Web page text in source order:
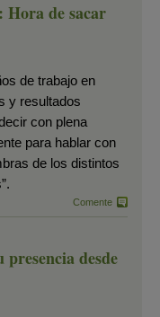
Hora de sacar
de trabajo en
y resultados
con plena
para hablar con
de los distintos
Comente
presencia desde